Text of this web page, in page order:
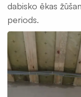
dabisko ēkas
periods.
Nosūce
un
pieplūdes
vārsti
Difuzora
pieslēgumu
resīveri